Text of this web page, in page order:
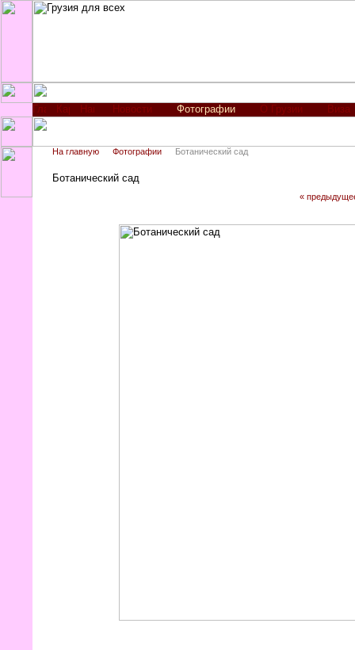
Новости Фотографии О Грузии Виза
На главную Фотографии Ботанический сад
Ботанический сад
«